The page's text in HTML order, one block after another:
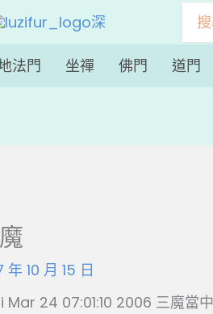
尋：
法門 坐禪 佛門 道門
10 月 15 日
24 07:01:10 2006 三魔當